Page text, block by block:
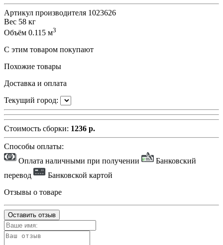
Артикул производителя 1023626
Вес 58 кг
Объём 0.115 м3
С этим товаром покупают
Похожие товары
Доставка и оплата
Текущий город:
Стоимость сборки: 1236 р.
Способы оплаты:
Оплата наличными при получении
Банковский
перевод
Банковской картой
Отзывы о товаре
Оставить отзыв